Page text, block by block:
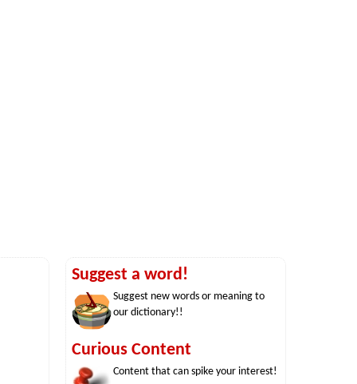
Suggest a word!
Suggest new words or meaning to
our dictionary!!
Curious Content
Content that can spike your interest!